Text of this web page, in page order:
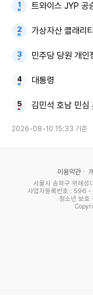
트와이스 JYP 공
가상자산 클래리
민주당 당원 개
대통령
김민석 호남 민심
2026-08-10 15:33 기준
이용약관
서울시 송파구 위례성
사업자등록번호 : 596
청소년 보호